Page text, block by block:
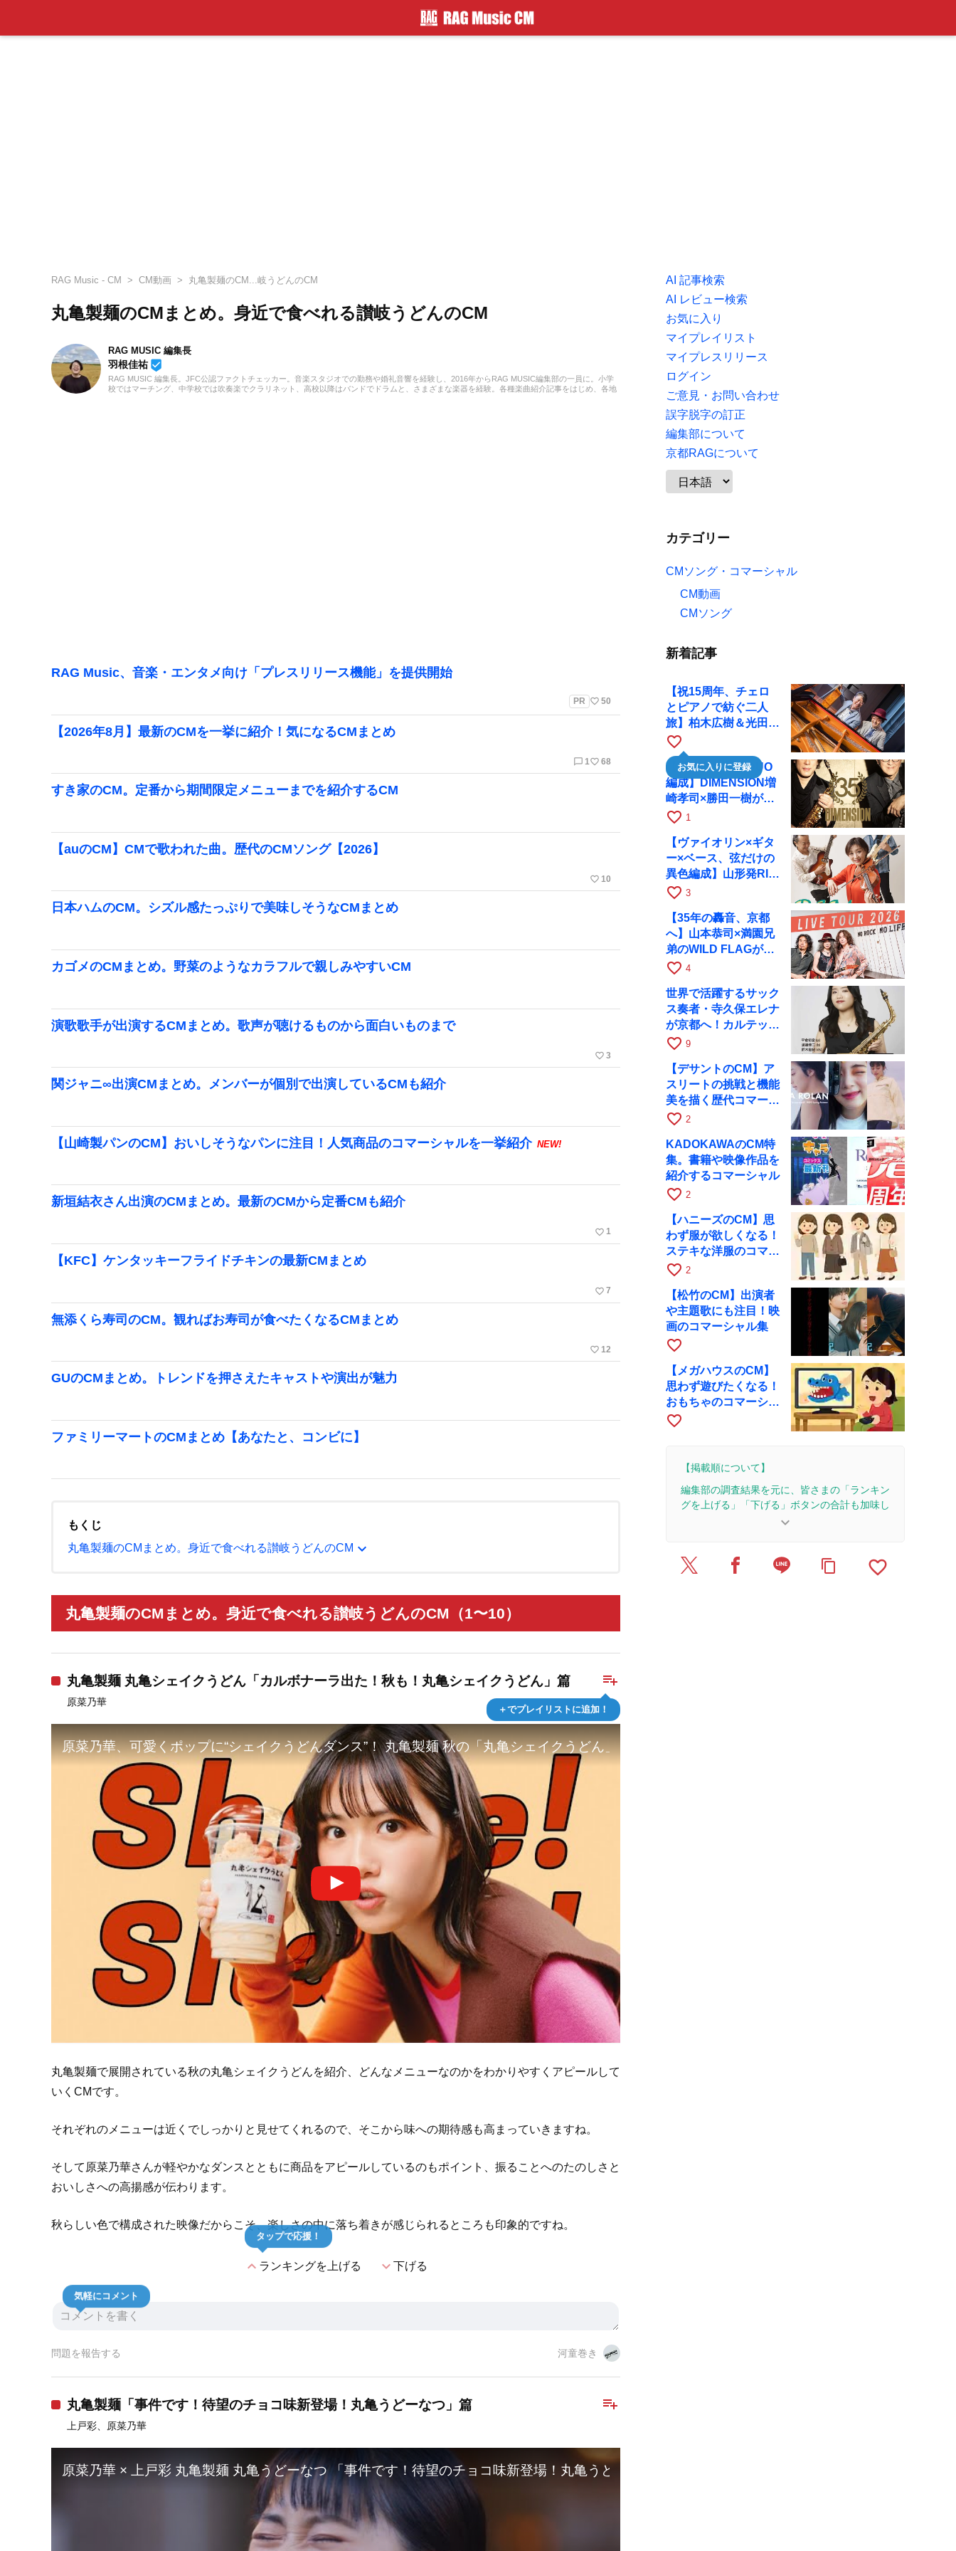
RAG Music - CM CM動画 丸亀製麺のCM...岐うどんのCM
丸亀製麺のCMまとめ。身近で食べれる讃岐うどんのCM
RAG MUSIC 編集長
羽根佳祐 beenhere
RAG MUSIC 編集長。JFC公認ファクトチェッカー。音楽スタジオでの勤務や婚礼音響を経験し、2016年からRAG MUSIC編集部の一員に。小学
校ではマーチング、中学校では吹奏楽でクラリネット、高校以降はバンドでドラムと、さまざまな楽器を経験。各種楽曲紹介記事をはじめ、各地
RAG Music、音楽・エンタメ向け「プレスリリース機能」を提供開始
PR favorite_border 50
【2026年8月】最新のCMを一挙に紹介！気になるCMまとめ
chat_bubble_outline 1 favorite_border 68
すき家のCM。定番から期間限定メニューまでを紹介するCM
【auのCM】CMで歌われた曲。歴代のCMソング【2026】
favorite_border 10
日本ハムのCM。シズル感たっぷりで美味しそうなCMまとめ
カゴメのCMまとめ。野菜のようなカラフルで親しみやすいCM
演歌歌手が出演するCMまとめ。歌声が聴けるものから面白いものまで
favorite_border 3
関ジャニ∞出演CMまとめ。メンバーが個別で出演しているCMも紹介
【山崎製パンのCM】おいしそうなパンに注目！人気商品のコマーシャルを一挙紹介 NEW!
新垣結衣さん出演のCMまとめ。最新のCMから定番CMも紹介
favorite_border 1
【KFC】ケンタッキーフライドチキンの最新CMまとめ
favorite_border 7
無添くら寿司のCM。観ればお寿司が食べたくなるCMまとめ
favorite_border 12
GUのCMまとめ。トレンドを押さえたキャストや演出が魅力
ファミリーマートのCMまとめ【あなたと、コンビに】
もくじ
丸亀製麺のCMまとめ。身近で食べれる讃岐うどんのCM expand_more
丸亀製麺のCMまとめ。身近で食べれる讃岐うどんのCM（1〜10）
playlist_add
＋でプレイリストに追加！
丸亀製麺 丸亀シェイクうどん「カルボナーラ出た！秋も！丸亀シェイクうどん」篇
原菜乃華
原菜乃華、可愛くポップに“シェイクうどんダンス”！ 丸亀製麺 秋の「丸亀シェイクうどん」新CM＆メーキング
丸亀製麺で展開されている秋の丸亀シェイクうどんを紹介、どんなメニューなのかをわかりやすくアピールして
いくCMです。
それぞれのメニューは近くでしっかりと見せてくれるので、そこから味への期待感も高まっていきますね。
そして原菜乃華さんが軽やかなダンスとともに商品をアピールしているのもポイント、振ることへのたのしさと
おいしさへの高揚感が伝わります。
秋らしい色で構成された映像だからこそ、楽しさの中に落ち着きが感じられるところも印象的ですね。
expand_lessランキングを上げる
タップで応援！
expand_more下げる
気軽にコメント
河童巻き
問題を報告する
playlist_add
丸亀製麺「事件です！待望のチョコ味新登場！丸亀うどーなつ」篇​
上戸彩、原菜乃華
原菜乃華 × 上戸彩 丸亀製麺 丸亀うどーなつ 「事件です！待望のチョコ味新登場！丸亀うどーなつ」篇 TVCM
AI 記事検索
AI レビュー検索
お気に入り
マイプレイリスト
マイプレスリリース
ログイン
ご意見・お問い合わせ
誤字脱字の訂正
編集部について
京都RAGについて
カテゴリー
CMソング・コマーシャル
CM動画
CMソング
新着記事
【祝15周年、チェロ
とピアノで紡ぐ二人
旅】柏木広樹＆光田健
一が11月12日に京都
RAGへ
favorite_border
お気に入りに登録
【35周年で初のDUO
編成】DIMENSION増
崎孝司×勝田一樹が10
月11日に京都RAGへ
favorite_border 1
【ヴァイオリン×ギタ
ー×ベース、弦だけの
異色編成】山形発RIM
が初全国ツアーで8月
favorite_border 3
【35年の轟音、京都
へ】山本恭司×満園兄
弟のWILD FLAGが8
月6日にRAGでライブ
favorite_border 4
世界で活躍するサック
ス奏者・寺久保エレナ
が京都へ！カルテッ
ト・ツアー京都公演を
favorite_border 9
【デサントのCM】ア
スリートの挑戦と機能
美を描く歴代コマーシ
ャル集
favorite_border 2
KADOKAWAのCM特
集。書籍や映像作品を
紹介するコマーシャル
favorite_border 2
【ハニーズのCM】思
わず服が欲しくなる！
ステキな洋服のコマー
シャル
favorite_border 2
【松竹のCM】出演者
や主題歌にも注目！映
画のコマーシャル集
favorite_border
【メガハウスのCM】
思わず遊びたくなる！
おもちゃのコマーシャ
ル集
favorite_border
【掲載順について】
編集部の調査結果を元に、皆さまの「ランキン
グを上げる」「下げる」ボタンの合計も加味し
2026/7/24：1本のレビューを追加・更新。
keyboard_arrow_down
content_copy favorite_border